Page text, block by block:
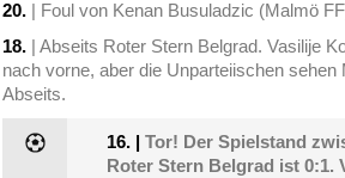
20. | Foul von Kenan Busuladzic (Malmö
18. | Abseits Roter Stern Belgrad. Vasilije
nach vorne, aber die Unparteiischen sehen
Abseits.
16. |Tor! Der Spielstand
Roter Stern Belgrad ist 0:1.